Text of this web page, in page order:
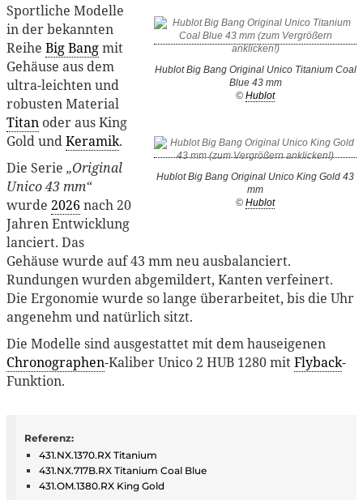
Hublot Big Bang Original Unico Titanium Coal
Blue 43 mm
© Hublot
Hublot Big Bang Original Unico King Gold 43
mm
© Hublot
Sportliche Modelle
in der bekannten
Reihe Big Bangmit
Gehäuse aus dem
ultra-leichten und
robusten Material
Titan oder aus King
Gold undKeramik.
Die Serie „Original
Unico 43 mm“
wurde 2026 nach 20
Jahren Entwicklung
lanciert. Das
Gehäuse wurde auf 43 mm neu ausbalanciert.
Rundungen wurden abgemildert, Kanten verfeinert.
Die Ergonomie wurde so lange überarbeitet, bis die Uhr
angenehm und natürlich sitzt.
Die Modelle sind ausgestattet mit dem hauseigenen
Chronographen-Kaliber Unico 2 HUB 1280 mitFlyback-
Funktion.
Referenz:
431.NX.1370.RX Titanium
431.NX.717B.RX Titanium Coal Blue
431.OM.1380.RX King Gold